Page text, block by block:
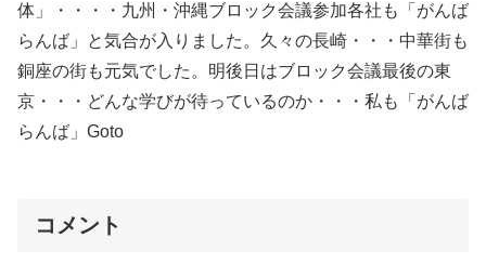
体」・・・・九州・沖縄ブロック会議参加各社も「がんば
らんば」と気合が入りました。久々の長崎・・・中華街も
銅座の街も元気でした。明後日はブロック会議最後の東
京・・・どんな学びが待っているのか・・・私も「がんば
らんば」Goto
コメント